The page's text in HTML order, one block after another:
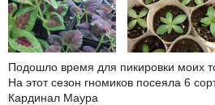
Подошло время для пикировки моих
На этот сезон гномиков посеяла 6
Кардинал Маура